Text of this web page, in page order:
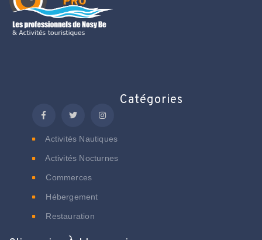
Catégories
Activités Nautiques
Activités Nocturnes
Commerces
Hébergement
Restauration